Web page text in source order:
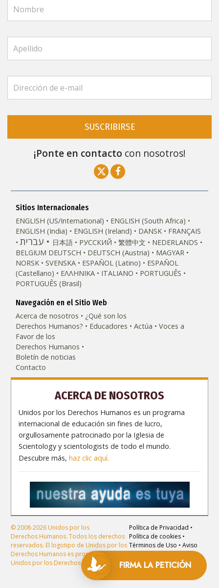
FIRMA LAPETICIÓN
SUSCRIBIRSE
¡Ponte en contacto con nosotros!
Sitios Internacionales
ENGLISH (US/International)
ENGLISH (South Africa)
ENGLISH (India)
ENGLISH (Ireland) DANSK FRANÇAIS
עברית 日本語 РУССКИЙ 繁體中文
NEDERLANDS
BELGIUM DEUTSCH DEUTSCH (Austria)
MAGYAR
NORSK
SVENSKA ESPAÑOL (Latino)
ESPAÑOL
(Castellano)
ΕΛΛΗΝΙΚA ITALIANO
PORTUGUÊS
PORTUGUÊS (Brasil)‎
Navegación en el Sitio Web
Acerca de nosotros
¿Qué son los
Derechos Humanos?
Educadores Actúa
Voces a
Favor de los
Derechos Humanos
Boletín de noticias
Contacto
ACERCA DE NOSOTROS
Unidos por los Derechos Humanos es un programa
internacional de educación sin fines de lucro,
orgullosamente patrocinado por la Iglesia de
Scientology y scientologists de todo el mundo.
Descubre más,haz clic aquí.
© 2008-2026 Unidos por los
Derechos Humanos. Todos los derechos
reservados. El logotipo de Unidos por los
Derechos Humanos es propiedad de
Unidos por los Derechos Humanos.
Política de Privacidad •
Política de cookies •
Términos de Uso •Aviso